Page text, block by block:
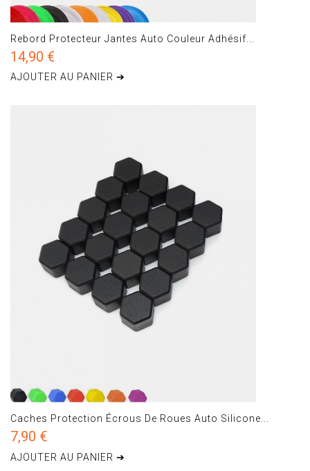
Rebord Protecteur Jantes Auto Couleur Adhésif...
14,90 €
AJOUTER AU PANIER ➔
Caches Protection Écrous De Roues Auto Silicone...
7,90 €
AJOUTER AU PANIER ➔